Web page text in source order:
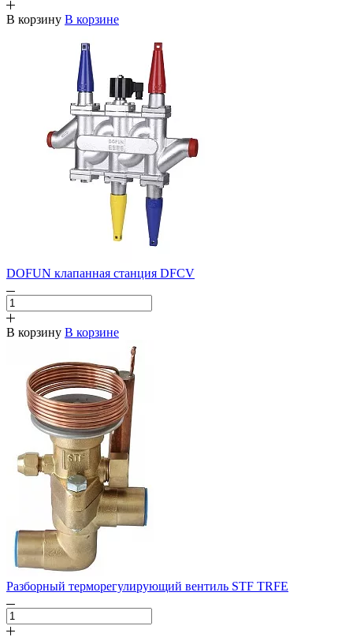
В корзину В корзине
DOFUN клапанная станция DFCV
В корзину В корзине
Разборный терморегулирующий вентиль STF TRFE